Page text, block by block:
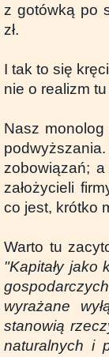
z gotówką po
zł.
I tak to się
nie o realizm
Nasz monolog
zobowiązań;
założycieli
co jest, krótko
Warto tu
"Kapitały jako
wyrażane
stanowią
naturalnych i